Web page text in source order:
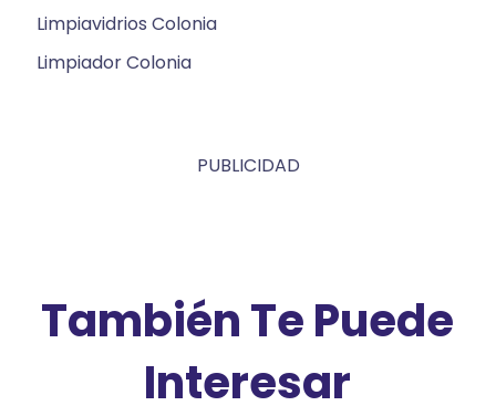
Limpiavidrios Colonia
Limpiador Colonia
PUBLICIDAD
También Te Puede
Interesar